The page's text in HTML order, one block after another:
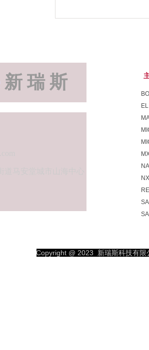
新 瑞 斯
Copyright @ 2023 新瑞斯科技有